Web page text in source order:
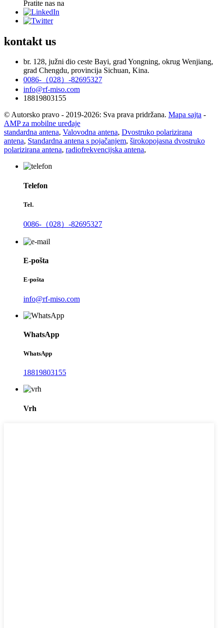
Pratite nas na
kontakt us
br. 128, južni dio ceste Bayi, grad Yongning, okrug Wenjiang,
grad Chengdu, provincija Sichuan, Kina.
0086-（028）-82695327
info@rf-miso.com
18819803155
© Autorsko pravo - 2019-2026: Sva prava pridržana. Mapa sajta -
AMP za mobilne uređaje
standardna antena, Valovodna antena, Dvostruko polarizirana
antena, Standardna antena s pojačanjem, širokopojasna dvostruko
polarizirana antena, radiofrekvencijska antena,
Telefon
Tel.
0086-（028）-82695327
E-pošta
E-pošta
info@rf-miso.com
WhatsApp
WhatsApp
18819803155
Vrh